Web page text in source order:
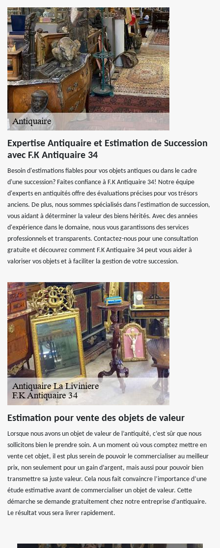
Expertise Antiquaire et Estimation de Succession
avec F.K Antiquaire 34
Besoin d'estimations fiables pour vos objets antiques ou dans le cadre
d'une succession? Faites confiance à F.K Antiquaire 34! Notre équipe
d'experts en antiquités offre des évaluations précises pour vos trésors
anciens. De plus, nous sommes spécialisés dans l'estimation de succession,
vous aidant à déterminer la valeur des biens hérités. Avec des années
d'expérience dans le domaine, nous vous garantissons des services
professionnels et transparents. Contactez-nous pour une consultation
gratuite et découvrez comment F.K Antiquaire 34 peut vous aider à
valoriser vos objets et à faciliter la gestion de votre succession.
Estimation pour vente des objets de valeur
Lorsque nous avons un objet de valeur de l’antiquité, c’est sûr que nous
sollicitons bien le prendre soin. A un moment où vous comptez mettre en
vente cet objet, il est plus serein de pouvoir le commercialiser au meilleur
prix, non seulement pour un gain d’argent, mais aussi pour pouvoir bien
transmettre sa juste valeur. Cela nous fait convaincre l’importance d’une
étude estimative avant de commercialiser un objet de valeur. Cette
démarche se demande gratuitement chez notre entreprise d’antiquaire.
Le résultat vous sera livrer rapidement.